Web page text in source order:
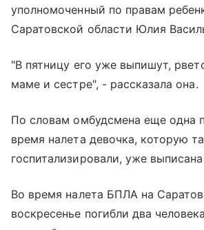
уполномоченный по правам
Саратовской области Юлия
"В пятницу его уже выпишут,
маме и сестре", - рассказала она.
По словам омбудсмена еще одна
время налета девочка, которую
госпитализировали, уже
Во время налета БПЛА на
воскресенье погибли два